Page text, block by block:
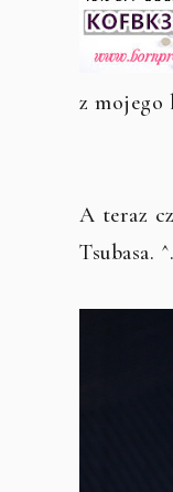
z mojego
A teraz
Tsubasa.